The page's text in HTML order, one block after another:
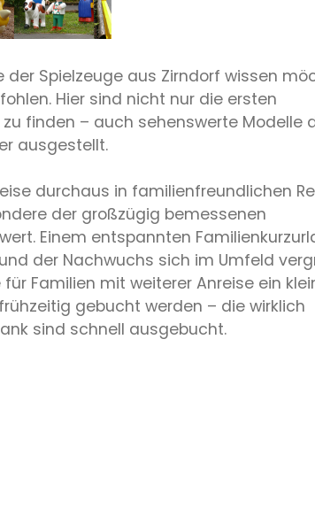
Spielzeuge aus Zirndorf wissen
Hier sind nicht nur die ersten
finden – auch sehenswerte Modelle
ausgestellt.
durchaus in familienfreundlichen
der großzügig bemessenen
Einem entspannten
der Nachwuchs sich im Umfeld
Familien mit weiterer Anreise ein
gebucht werden – die wirklich
sind schnell ausgebucht.